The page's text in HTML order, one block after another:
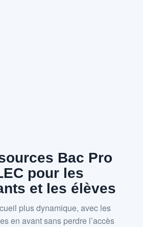
Bac Pro
pour les
et les élèves
plus dynamique, avec les
en avant sans perdre l’accès